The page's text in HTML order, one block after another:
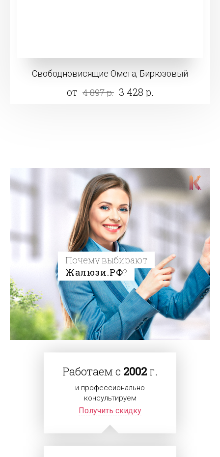
Свободновисящие Омега, Бирюзовый
от 4 897 р. 3 428 р.
Почему выбирают
Жалюзи.РФ?
Работаем с 2002 г.
и профессионально
консультируем
Получить скидку